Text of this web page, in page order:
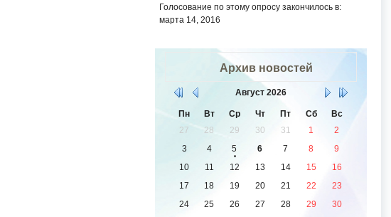
Голосование по этому опросу закончилось в:
марта 14, 2016
Архив новостей
Август 2026
Пн Вт Ср Чт Пт Сб
Вс
27
28 29 30 31 1
2
3
4 5 6 7 8
9
10
11 12 13 14 15
16
17
18 19 20 21 22
23
24
25 26 27 28 29
30